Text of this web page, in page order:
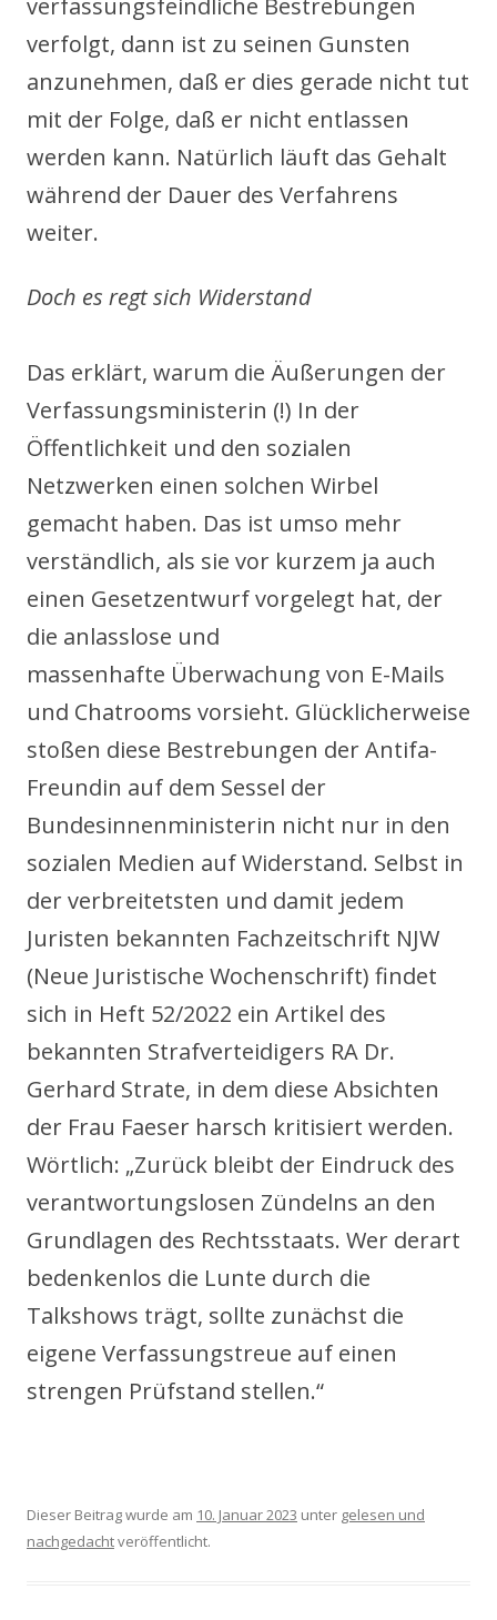
verfassungsfeindliche Bestrebungen
verfolgt, dann ist zu seinen Gunsten
anzunehmen, daß er dies gerade nicht tut
mit der Folge, daß er nicht entlassen
werden kann. Natürlich läuft das Gehalt
während der Dauer des Verfahrens
weiter.
Doch es regt sich Widerstand
Das erklärt, warum die Äußerungen der
Verfassungsministerin (!) In der
Öffentlichkeit und den sozialen
Netzwerken einen solchen Wirbel
gemacht haben. Das ist umso mehr
verständlich, als sie vor kurzem ja auch
einen Gesetzentwurf vorgelegt hat, der
die anlasslose und
massenhafte Überwachung von E-Mails
und Chatrooms vorsieht. Glücklicherweise
stoßen diese Bestrebungen der Antifa-
Freundin auf dem Sessel der
Bundesinnenministerin nicht nur in den
sozialen Medien auf Widerstand. Selbst in
der verbreitetsten und damit jedem
Juristen bekannten Fachzeitschrift NJW
(Neue Juristische Wochenschrift) findet
sich in Heft 52/2022 ein Artikel des
bekannten Strafverteidigers RA Dr.
Gerhard Strate, in dem diese Absichten
der Frau Faeser harsch kritisiert werden.
Wörtlich: „Zurück bleibt der Eindruck des
verantwortungslosen Zündelns an den
Grundlagen des Rechtsstaats. Wer derart
bedenkenlos die Lunte durch die
Talkshows trägt, sollte zunächst die
eigene Verfassungstreue auf einen
strengen Prüfstand stellen.“
Dieser Beitrag wurde am 10. Januar 2023 unter gelesen und
nachgedachtveröffentlicht.